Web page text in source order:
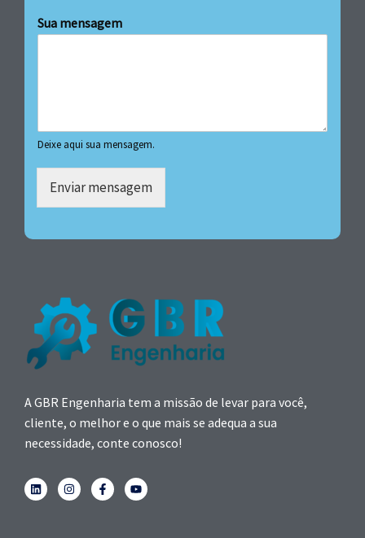
Sua mensagem
Deixe aqui sua mensagem.
Enviar mensagem
A GBR Engenharia tem a missão de levar para você,
cliente, o melhor e o que mais se adequa a sua
necessidade, conte conosco!